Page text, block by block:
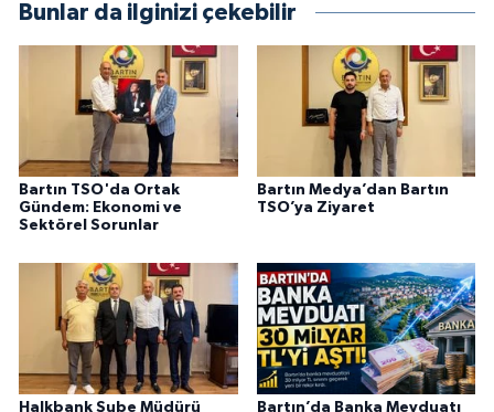
Bunlar da ilginizi çekebilir
Bartın TSO'da Ortak
Gündem: Ekonomi ve
Sektörel Sorunlar
Bartın Medya’dan Bartın
TSO’ya Ziyaret
Halkbank Şube Müdürü
Bartın’da Banka Mevduatı